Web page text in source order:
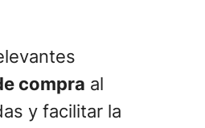
compra al
y facilitar la